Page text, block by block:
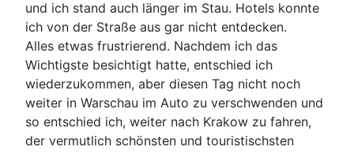
und ich stand auch länger im Stau. Hotels konnte
ich von der Straße aus gar nicht entdecken.
Alles etwas frustrierend. Nachdem ich das
Wichtigste besichtigt hatte, entschied ich
wiederzukommen, aber diesen Tag nicht noch
weiter in Warschau im Auto zu verschwenden und
so entschied ich, weiter nach Krakow zu fahren,
der vermutlich schönsten und touristischsten